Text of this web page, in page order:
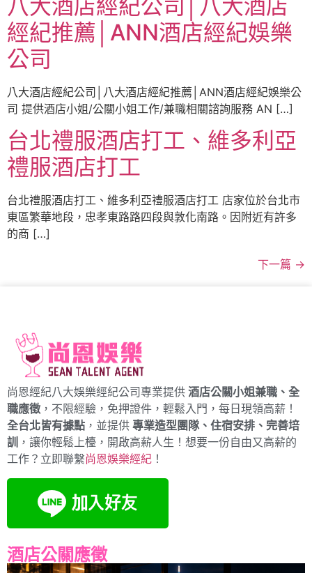
八大酒店經紀公司│八大酒店
經紀推薦│ANN酒店經紀娛樂
公司
八大酒店經紀公司│八大酒店經紀推薦│ANN酒店經紀娛樂公
司 提供酒店小姐/公關小姐工作/兼職相關諮詢服務 AN […]
台北禮服酒店打工、維多利亞
禮服酒店打工
台北禮服酒店打工、維多利亞禮服酒店打工 店家位於台北市
東區繁華地段，忠孝東路路四段與敦化南路。因附近有許多
的商 […]
下一篇 →
尚恩經紀八大娛樂經紀公司專業提供 酒店公關小姐兼職、全
職應徵 ，不限經驗，免押證件，輕鬆入門，每日現領高薪！
全台北皆有據點 ，並提供 專業造型團隊、住宿安排、完善培
訓
，讓你輕鬆上檯，開啟高薪人生！想要一份自由又高薪的
工作？立即聯繫尚恩娛樂經紀 ！
酒店公關應徵